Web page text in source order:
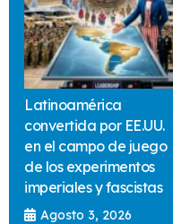
Latinoamérica
convertida por EE.UU.
en el campo de juego
de los experimentos
imperiales y fascistas
Agosto 3, 2026